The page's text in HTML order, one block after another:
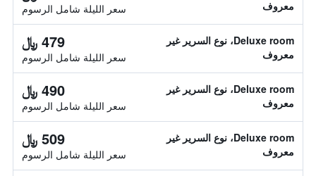
معروف
سعر الليلة شامل الرسوم
Deluxe room، نوع السرير غير
معروف
479 ﷼
سعر الليلة شامل الرسوم
Deluxe room، نوع السرير غير
معروف
490 ﷼
سعر الليلة شامل الرسوم
Deluxe room، نوع السرير غير
معروف
509 ﷼
سعر الليلة شامل الرسوم